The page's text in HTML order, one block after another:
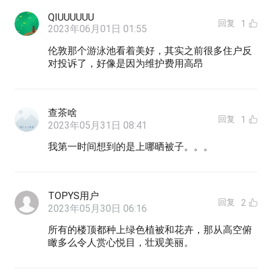
QIUUUUUU
2023年06月01日 01:55
回复 1
伦敦那个游泳池看着美好，其实之前很多住户反
对投诉了，好像是因为维护费用高昂
查茶啥
2023年05月31日 08:41
回复 1
我第一时间想到的是上哪晒被子。。。
TOPYS用户
2023年05月30日 06:16
回复 2
所有的楼顶都种上绿色植被和花卉，那从高空俯
瞰多么令人赏心悦目，壮观美丽。